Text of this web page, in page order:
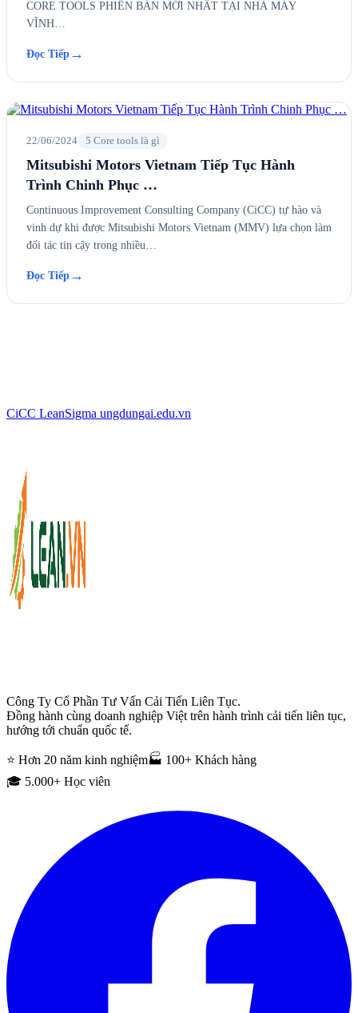
CORE TOOLS PHIÊN BẢN MỚI NHẤT TẠI NHÀ MÁY
VĨNH…
Đọc Tiếp →
22/06/2024 5 Core tools là gì
Mitsubishi Motors Vietnam Tiếp Tục Hành
Trình Chinh Phục …
Continuous Improvement Consulting Company (CiCC) tự hào và
vinh dự khi được Mitsubishi Motors Vietnam (MMV) lựa chọn làm
đối tác tin cậy trong nhiều…
Đọc Tiếp →
CiCC LeanSigma ungdungai.edu.vn
Công Ty Cổ Phần Tư Vấn Cải Tiến Liên Tục.
Đồng hành cùng doanh nghiệp Việt trên hành trình cải tiến liên tục,
hướng tới chuẩn quốc tế.
⭐ Hơn 20 năm kinh nghiệm🏭 100+ Khách hàng
🎓 5.000+ Học viên